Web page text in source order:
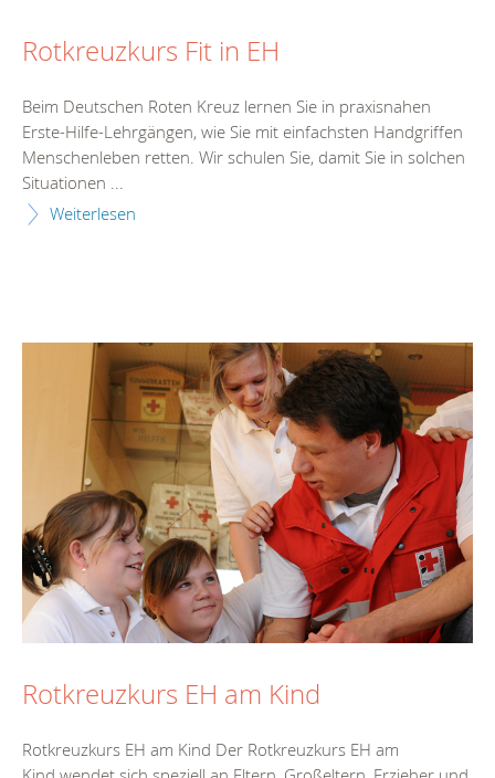
Rotkreuzkurs Fit in EH
Beim Deutschen Roten Kreuz lernen Sie in praxisnahen
Erste-Hilfe-Lehrgängen, wie Sie mit einfachsten Handgriffen
Menschenleben retten. Wir schulen Sie, damit Sie in solchen
Situationen ...
Weiterlesen
Rotkreuzkurs EH am Kind
Rotkreuzkurs EH am Kind Der Rotkreuzkurs EH am